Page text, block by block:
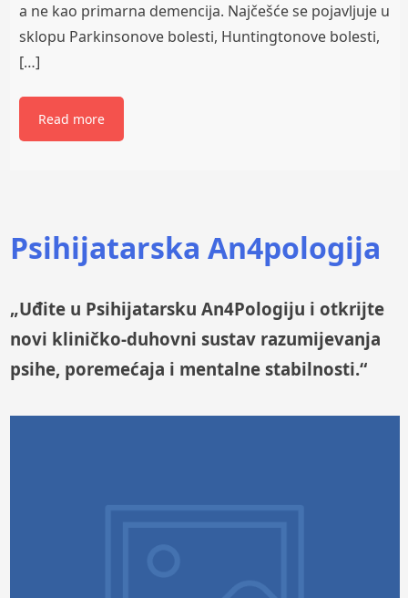
a ne kao primarna demencija. Najčešće se pojavljuje u
sklopu Parkinsonove bolesti, Huntingtonove bolesti,
[…]
Read more
Psihijatarska An4pologija
„Uđite u Psihijatarsku An4Pologiju i otkrijte
novi kliničko-duhovni sustav razumijevanja
psihe, poremećaja i mentalne stabilnosti.“